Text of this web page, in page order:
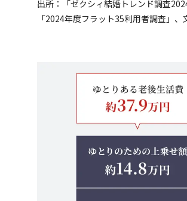
出所：「ゼクシィ結婚トレンド調査
「2024年度フラット35利用者調査」